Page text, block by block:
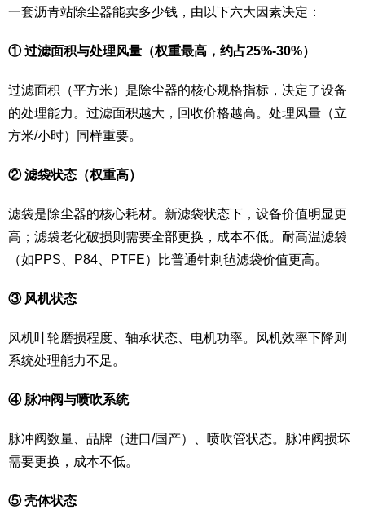
一套沥青站除尘器能卖多少钱，由以下六大因素决定：
① 过滤面积与处理风量（权重最高，约占25%-30%）
过滤面积（平方米）是除尘器的核心规格指标，决定了设备
的处理能力。过滤面积越大，回收价格越高。处理风量（立
方米/小时）同样重要。
② 滤袋状态（权重高）
滤袋是除尘器的核心耗材。新滤袋状态下，设备价值明显更
高；滤袋老化破损则需要全部更换，成本不低。耐高温滤袋
（如PPS、P84、PTFE）比普通针刺毡滤袋价值更高。
③ 风机状态
风机叶轮磨损程度、轴承状态、电机功率。风机效率下降则
系统处理能力不足。
④ 脉冲阀与喷吹系统
脉冲阀数量、品牌（进口/国产）、喷吹管状态。脉冲阀损坏
需要更换，成本不低。
⑤ 壳体状态